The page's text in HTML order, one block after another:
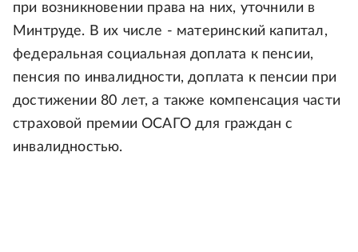
при возникновении права на них, уточнили в
Минтруде. В их числе - материнский капитал,
федеральная социальная доплата к пенсии,
пенсия по инвалидности, доплата к пенсии при
достижении 80 лет, а также компенсация части
страховой премии ОСАГО для граждан с
инвалидностью.